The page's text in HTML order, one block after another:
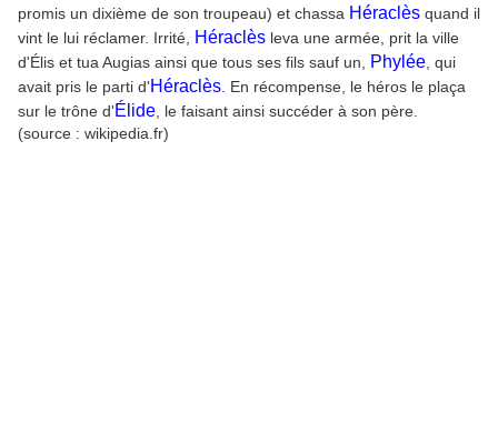
promis un dixième de son troupeau) et chassa Héraclès quand il
vint le lui réclamer. Irrité,
Héraclès leva une armée, prit la ville
d'Élis et tua Augias ainsi que tous ses fils sauf un,
Phylée , qui
avait pris le parti d'Héraclès . En récompense, le héros le plaça
sur le trône d'Élide , le faisant ainsi succéder à son père.
(source : wikipedia.fr)